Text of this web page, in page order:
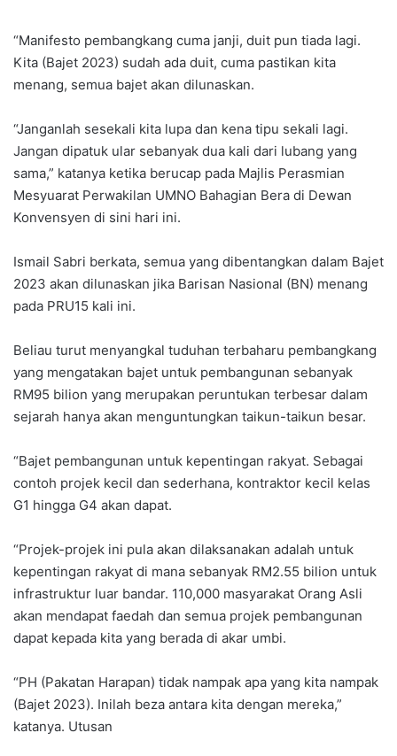
“Manifesto pembangkang cuma janji, duit pun tiada lagi.
Kita (Bajet 2023) sudah ada duit, cuma pastikan kita
menang, semua bajet akan dilunaskan.
“Janganlah sesekali kita lupa dan kena tipu sekali lagi.
Jangan dipatuk ular sebanyak dua kali dari lubang yang
sama,” katanya ketika berucap pada Majlis Perasmian
Mesyuarat Perwakilan UMNO Bahagian Bera di Dewan
Konvensyen di sini hari ini.
Ismail Sabri berkata, semua yang dibentangkan dalam Bajet
2023 akan dilunaskan jika Barisan Nasional (BN) menang
pada PRU15 kali ini.
Beliau turut menyangkal tuduhan terbaharu pembangkang
yang mengatakan bajet untuk pembangunan sebanyak
RM95 bilion yang merupakan peruntukan terbesar dalam
sejarah hanya akan menguntungkan taikun-taikun besar.
“Bajet pembangunan untuk kepentingan rakyat. Sebagai
contoh projek kecil dan sederhana, kontraktor kecil kelas
G1 hingga G4 akan dapat.
“Projek-projek ini pula akan dilaksanakan adalah untuk
kepentingan rakyat di mana sebanyak RM2.55 bilion untuk
infrastruktur luar bandar. 110,000 masyarakat Orang Asli
akan mendapat faedah dan semua projek pembangunan
dapat kepada kita yang berada di akar umbi.
“PH (Pakatan Harapan) tidak nampak apa yang kita nampak
(Bajet 2023). Inilah beza antara kita dengan mereka,”
katanya. Utusan